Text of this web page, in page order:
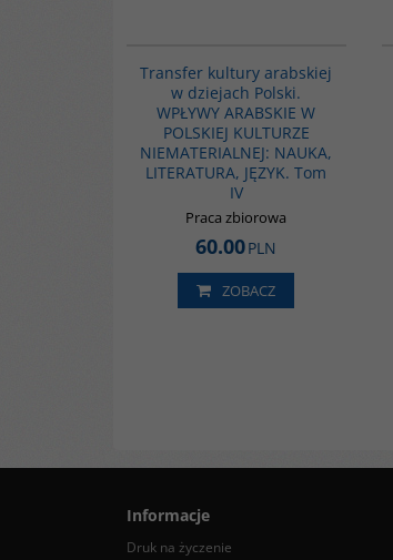
Transfer kultury arabskiej
w dziejach Polski.
WPŁYWY ARABSKIE W
POLSKIEJ KULTURZE
NIEMATERIALNEJ: NAUKA,
LITERATURA, JĘZYK. Tom
IV
Praca zbiorowa
60.00PLN
ZOBACZ
Informacje
Druk na życzenie